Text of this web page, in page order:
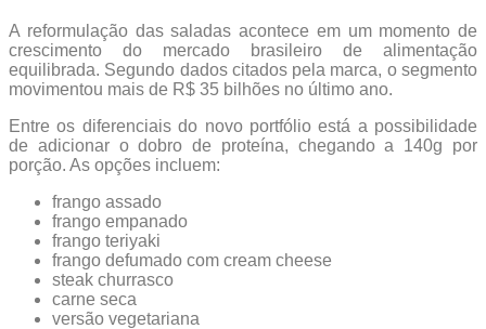
A reformulação das saladas acontece em um momento de
crescimento do mercado brasileiro de alimentação
equilibrada. Segundo dados citados pela marca, o segmento
movimentou mais de R$ 35 bilhões no último ano.
Entre os diferenciais do novo portfólio está a possibilidade
de adicionar o dobro de proteína, chegando a 140g por
porção. As opções incluem:
frango assado
frango empanado
frango teriyaki
frango defumado com cream cheese
steak churrasco
carne seca
versão vegetariana